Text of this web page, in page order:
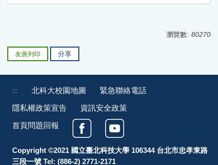
瀏覽數: 80270
友善列印 分享
::: 北科大校園地圖 緊急聯絡電話
隱私權政策宣告 資訊安全政策
首頁問題回報
Copyright ©2021 國立臺北科技大學 106344 台北市忠孝東路
三段一號 Tel: (886-2) 2771-2171